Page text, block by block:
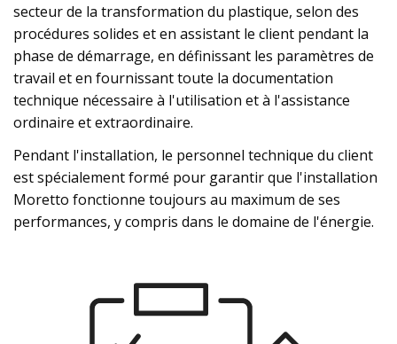
secteur de la transformation du plastique, selon des
procédures solides et en assistant le client pendant la
phase de démarrage, en définissant les paramètres de
travail et en fournissant toute la documentation
technique nécessaire à l'utilisation et à l'assistance
ordinaire et extraordinaire.
Pendant l'installation, le personnel technique du client
est spécialement formé pour garantir que l'installation
Moretto fonctionne toujours au maximum de ses
performances, y compris dans le domaine de l'énergie.